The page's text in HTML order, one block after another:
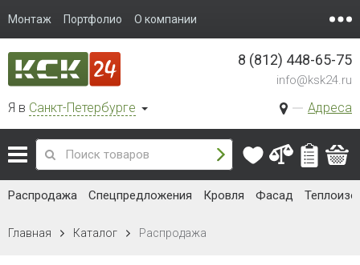
Монтаж Портфолио О компании
Я в Санкт-Петербурге Адреса
8 (812) 448-65-75
info@ksk24.ru
Распродажа Спецпредложения Кровля Фасад
Главная Каталог Распродажа